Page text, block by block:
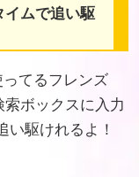
ムで追い駆
てるフレンズ
ボックスに入力
駆けれるよ！